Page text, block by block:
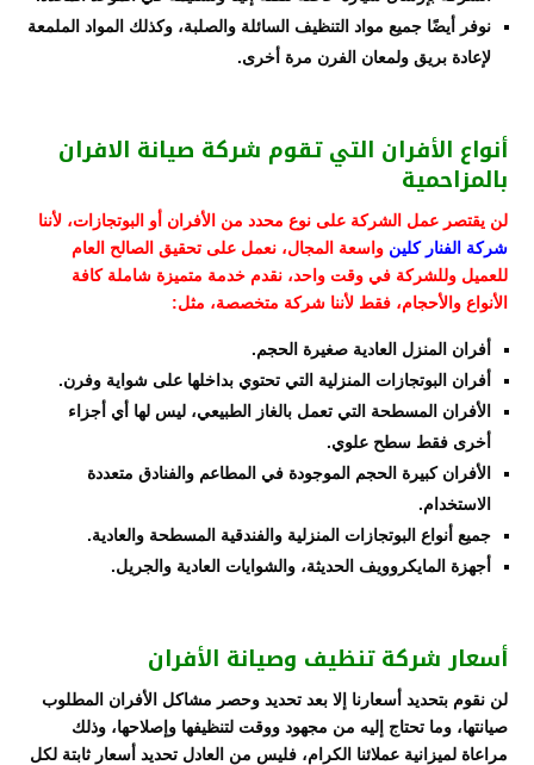
نوفر أيضًا جميع مواد التنظيف السائلة والصلبة، وكذلك المواد الملمعة
لإعادة بريق ولمعان الفرن مرة أخرى.
أنواع الأفران التي تقوم شركة صيانة الافران
بالمزاحمية
لن يقتصر عمل الشركة على نوع محدد من الأفران أو البوتجازات، لأننا
شركة الفنار كلين واسعة المجال، نعمل على تحقيق الصالح العام
للعميل وللشركة في وقت واحد، نقدم خدمة متميزة شاملة كافة
الأنواع والأحجام، فقط لأننا شركة متخصصة، مثل:
أفران المنزل العادية صغيرة الحجم.
أفران البوتجازات المنزلية التي تحتوي بداخلها على شواية وفرن.
الأفران المسطحة التي تعمل بالغاز الطبيعي، ليس لها أي أجزاء
أخرى فقط سطح علوي.
الأفران كبيرة الحجم الموجودة في المطاعم والفنادق متعددة
الاستخدام.
جميع أنواع البوتجازات المنزلية والفندقية المسطحة والعادية.
أجهزة المايكروويف الحديثة، والشوايات العادية والجريل.
أسعار شركة تنظيف وصيانة الأفران
لن نقوم بتحديد أسعارنا إلا بعد تحديد وحصر مشاكل الأفران المطلوب
صيانتها، وما تحتاج إليه من مجهود ووقت لتنظيفها وإصلاحها، وذلك
مراعاة لميزانية عملائنا الكرام، فليس من العادل تحديد أسعار ثابتة لكل